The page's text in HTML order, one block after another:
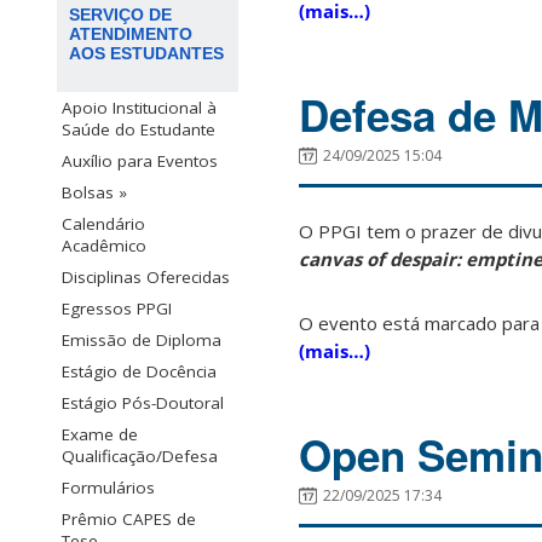
SERVIÇO DE
ATENDIMENTO
AOS ESTUDANTES
Apoio Institucional à
Saúde do Estudante
Auxílio para Eventos
Bolsas »
Calendário
Acadêmico
Disciplinas Oferecidas
Egressos PPGI
Emissão de Diploma
Estágio de Docência
Estágio Pós-Doutoral
Exame de
Qualificação/Defesa
Formulários
Prêmio CAPES de
(mais…)
Defesa de
24/09/2025 15:04
O PPGI tem o prazer de
canvas of despair:
O evento está marcado
(mais…)
Open
22/09/2025 17:34